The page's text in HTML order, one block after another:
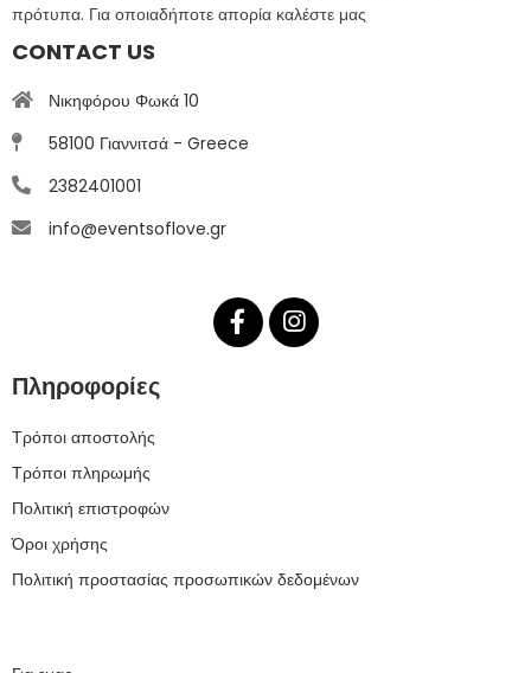
πρότυπα. Για οποιαδήποτε απορία καλέστε μας
CONTACT US
Νικηφόρου Φωκά 10
58100 Γιαννιτσά - Greece
2382401001
info@eventsoflove.gr
Πληροφορίες
Τρόποι αποστολής
Τρόποι πληρωμής
Πολιτική επιστροφών
Όροι χρήσης
Πολιτική προστασίας προσωπικών δεδομένων